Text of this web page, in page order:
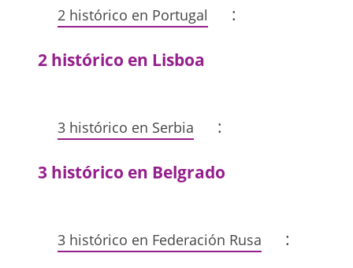
2 histórico en Portugal :
2 histórico en Lisboa
3 histórico en Serbia :
3 histórico en Belgrado
3 histórico en Federación Rusa :